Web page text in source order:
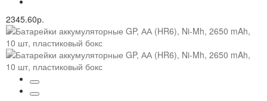
2345.60р.